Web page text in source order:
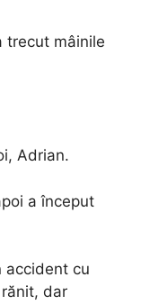
trecut mâinile
Adrian.
a început
accident cu
dar